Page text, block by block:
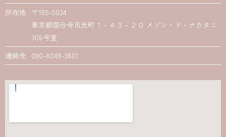
所在地
〒185-0034
東京都国分寺市光町１－４３－２０ メゾン・ド・ナカタニ
306号室
連絡先 090-8049-3801